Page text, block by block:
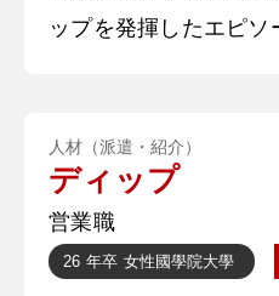
ことが店舗の課題で
ップを発揮したエピ
奏会を実現させるため
リーダー長と技術面の
レーナーを兼任し、組
を支えることに努めた
人材（派遣・紹介）
ディップ
営業職
26 年卒 女性國學院大學